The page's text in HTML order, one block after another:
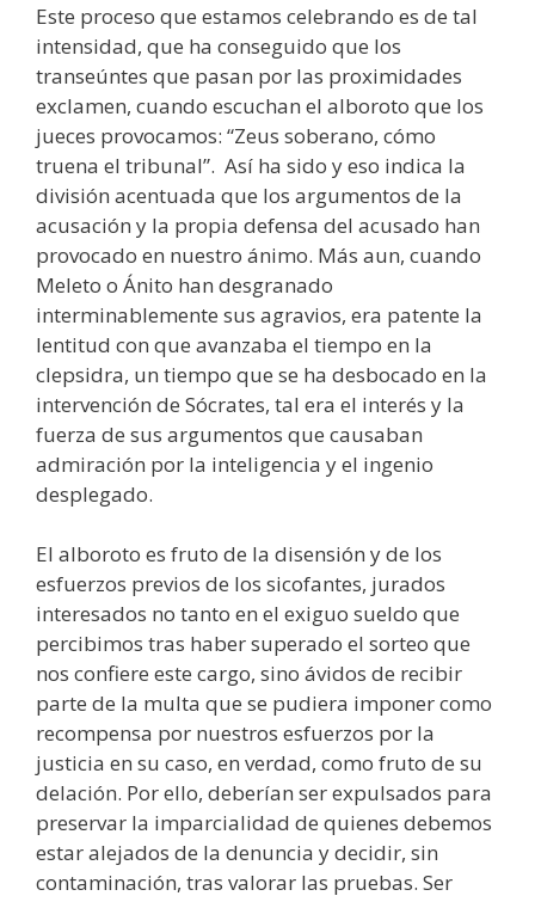
Este proceso que estamos celebrando es de tal
intensidad, que ha conseguido que los
transeúntes que pasan por las proximidades
exclamen, cuando escuchan el alboroto que los
jueces provocamos: “Zeus soberano, cómo
truena el tribunal”. Así ha sido y eso indica la
división acentuada que los argumentos de la
acusación y la propia defensa del acusado han
provocado en nuestro ánimo. Más aun, cuando
Meleto o Ánito han desgranado
interminablemente sus agravios, era patente la
lentitud con que avanzaba el tiempo en la
clepsidra, un tiempo que se ha desbocado en la
intervención de Sócrates, tal era el interés y la
fuerza de sus argumentos que causaban
admiración por la inteligencia y el ingenio
desplegado.
El alboroto es fruto de la disensión y de los
esfuerzos previos de los sicofantes, jurados
interesados no tanto en el exiguo sueldo que
percibimos tras haber superado el sorteo que
nos confiere este cargo, sino ávidos de recibir
parte de la multa que se pudiera imponer como
recompensa por nuestros esfuerzos por la
justicia en su caso, en verdad, como fruto de su
delación. Por ello, deberían ser expulsados para
preservar la imparcialidad de quienes debemos
estar alejados de la denuncia y decidir, sin
contaminación, tras valorar las pruebas. Ser